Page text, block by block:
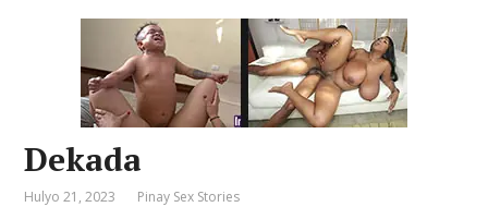
Dekada
Hulyo 21, 2023 Pinay Sex Stories